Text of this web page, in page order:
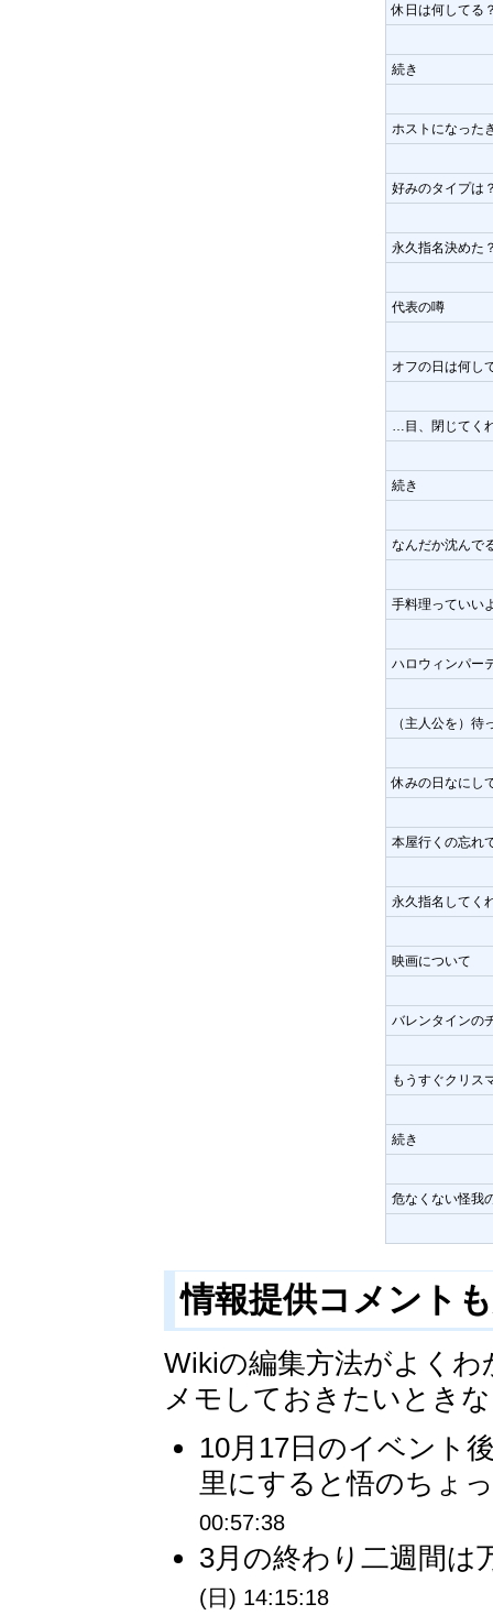
休日は何してる
続き
ホストになった
好みのタイプは
永久指名決めた
代表の噂
オフの日は何し
…目、閉じてく
続き
なんだか沈んで
手料理っていい
ハロウィンパー
（主人公を）待
休みの日なにし
本屋行くの忘れ
永久指名してく
映画について
バレンタインの
もうすぐクリス
続き
危なくない怪我
情報提供コメント
Wikiの編集方法がよく
メモしておきたいとき
10月17日のイベント
里にすると悟のちょ
00:57:38
3月の終わり二週間は
(日) 14:15:18